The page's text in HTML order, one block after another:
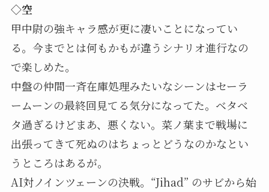
◇空
甲中尉の強キャラ感が更に凄いことになってい
る。今までとは何もかもが違うシナリオ進行なの
で楽しめた。
中盤の仲間一斉在庫処理みたいなシーンはセーラ
ームーンの最終回見てる気分になってた。ベタベ
タ過ぎるけどまあ、悪くない。菜ノ葉まで戦場に
出張ってきて死ぬのはちょっとどうなのかなとい
うところはあるが。
AI対ノインツェーンの決戦。“Jihad” のサビから始